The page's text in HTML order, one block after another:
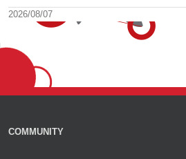
2026/08/07
COMMUNITY